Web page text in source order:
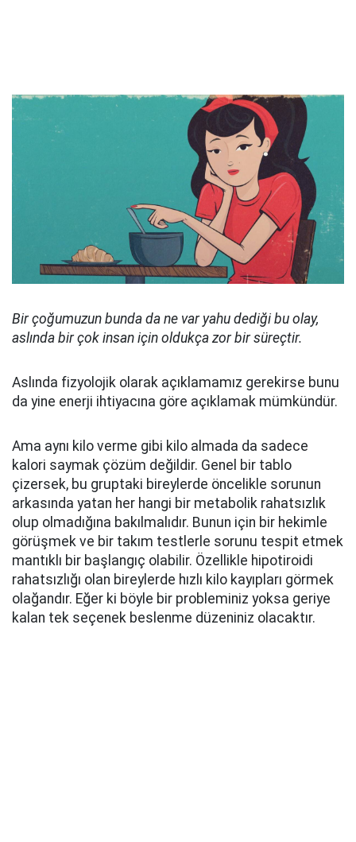
Bir çoğumuzun bunda da ne var yahu dediği bu olay,
aslında bir çok insan için oldukça zor bir süreçtir.
Aslında fizyolojik olarak açıklamamız gerekirse bunu
da yine enerji ihtiyacına göre açıklamak mümkündür.
Ama aynı kilo verme gibi kilo almada da sadece
kalori saymak çözüm değildir. Genel bir tablo
çizersek, bu gruptaki bireylerde öncelikle sorunun
arkasında yatan her hangi bir metabolik rahatsızlık
olup olmadığına bakılmalıdır. Bunun için bir hekimle
görüşmek ve bir takım testlerle sorunu tespit etmek
mantıklı bir başlangıç olabilir. Özellikle hipotiroidi
rahatsızlığı olan bireylerde hızlı kilo kayıpları görmek
olağandır. Eğer ki böyle bir probleminiz yoksa geriye
kalan tek seçenek beslenme düzeniniz olacaktır.